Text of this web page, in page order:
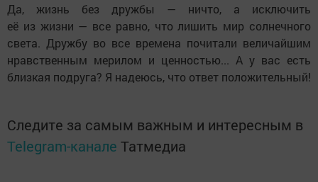
Да, жизнь без дружбы — ничто, а исключить
её из жизни — все равно, что лишить мир солнечного
света. Дружбу во все времена почитали величайшим
нравственным мерилом и ценностью... А у вас есть
близкая подруга? Я надеюсь, что ответ положительный!
Следите за самым важным и интересным в
Telegram-канале Татмедиа